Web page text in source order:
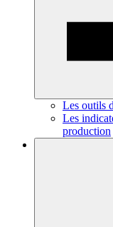
Les outils
Les
production